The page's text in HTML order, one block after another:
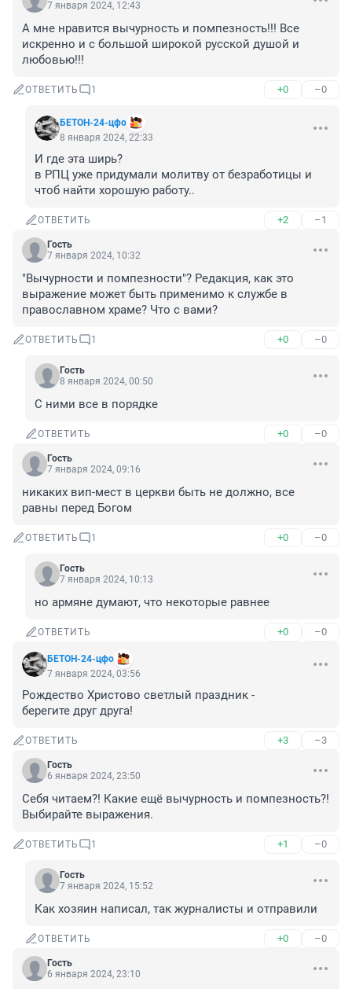
7 января 2024, 12:43
А мне нравится вычурность и помпезность!!! Все
искренно и с большой широкой русской душой и
любовью!!!
ОТВЕТИТЬ 1 +0 –0
БЕТОН-24-цфо
8 января 2024, 22:33
И где эта ширь?
в РПЦ уже придумали молитву от безработицы и
чтоб найти хорошую работу..
ОТВЕТИТЬ +2 –1
Гость
7 января 2024, 10:32
"Вычурности и помпезности"? Редакция, как это
выражение может быть применимо к службе в
православном храме? Что с вами?
ОТВЕТИТЬ 1 +0 –0
Гость
8 января 2024, 00:50
С ними все в порядке
ОТВЕТИТЬ +0 –0
Гость
7 января 2024, 09:16
никаких вип-мест в церкви быть не должно, все
равны перед Богом
ОТВЕТИТЬ 1 +0 –0
Гость
7 января 2024, 10:13
но армяне думают, что некоторые равнее
ОТВЕТИТЬ +0 –0
БЕТОН-24-цфо
7 января 2024, 03:56
Рождество Христово светлый праздник -
берегите друг друга!
ОТВЕТИТЬ +3 –3
Гость
6 января 2024, 23:50
Себя читаем?! Какие ещё вычурность и помпезность?!
Выбирайте выражения.
ОТВЕТИТЬ 1 +1 –0
Гость
7 января 2024, 15:52
Как хозяин написал, так журналисты и отправили
ОТВЕТИТЬ +0 –0
Гость
6 января 2024, 23:10